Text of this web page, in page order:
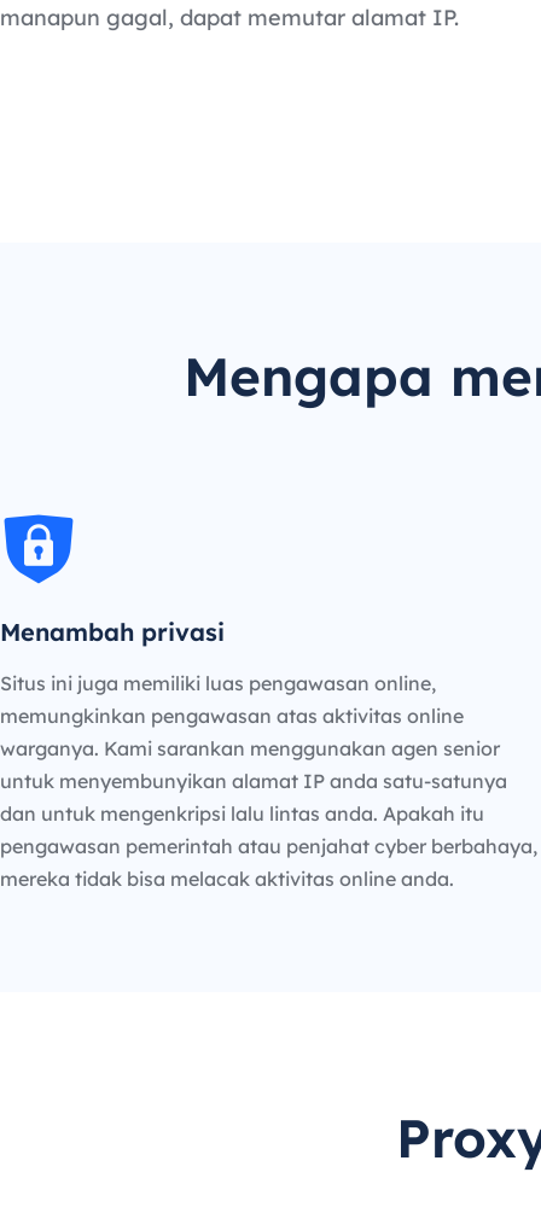
manapun gagal, dapat memutar alamat IP.
Mengapa
Menambah privasi
Situs ini juga memiliki luas pengawasan online,
memungkinkan pengawasan atas aktivitas online
warganya. Kami sarankan menggunakan agen senior
untuk menyembunyikan alamat IP anda satu-satunya
dan untuk mengenkripsi lalu lintas anda. Apakah itu
pengawasan pemerintah atau penjahat cyber berbahaya,
mereka tidak bisa melacak aktivitas online anda.